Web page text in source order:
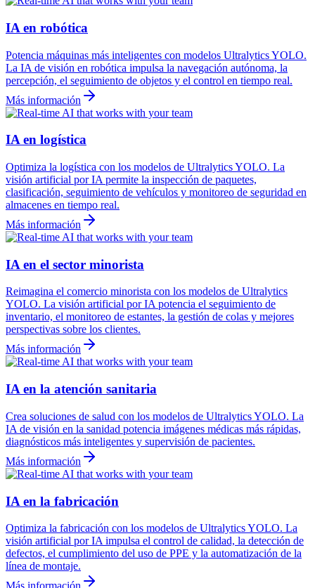
IA en robótica
Potencia máquinas más inteligentes con modelos Ultralytics YOLO.
La IA de visión en robótica impulsa la navegación autónoma, la
percepción, el seguimiento de objetos y el control en tiempo real.
Más información
IA en logística
Optimiza la logística con los modelos de Ultralytics YOLO. La
visión artificial por IA permite la inspección de paquetes,
clasificación, seguimiento de vehículos y monitoreo de seguridad en
almacenes en tiempo real.
Más información
IA en el sector minorista
Reimagina el comercio minorista con los modelos de Ultralytics
YOLO. La visión artificial por IA potencia el seguimiento de
inventario, el monitoreo de estantes, la gestión de colas y mejores
perspectivas sobre los clientes.
Más información
IA en la atención sanitaria
Crea soluciones de salud con los modelos de Ultralytics YOLO. La
IA de visión en la sanidad potencia imágenes médicas más rápidas,
diagnósticos más inteligentes y supervisión de pacientes.
Más información
IA en la fabricación
Optimiza la fabricación con los modelos de Ultralytics YOLO. La
visión artificial por IA impulsa el control de calidad, la detección de
defectos, el cumplimiento del uso de PPE y la automatización de la
línea de montaje.